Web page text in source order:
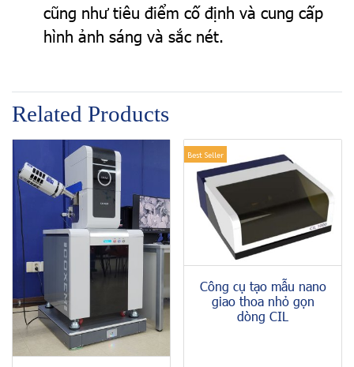
cũng như tiêu điểm cố định và cung cấp
hình ảnh sáng và sắc nét.
Related Products
Best Seller
Công cụ tạo mẫu nano
giao thoa nhỏ gọn
dòng CIL